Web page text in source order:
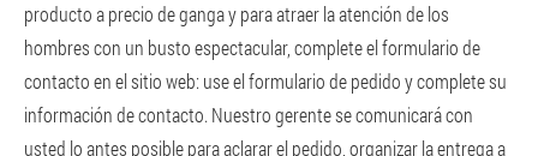
producto a precio de ganga y para atraer la atención de los
hombres con un busto espectacular, complete el formulario de
contacto en el sitio web: use el formulario de pedido y complete su
información de contacto. Nuestro gerente se comunicará con
usted lo antes posible para aclarar el pedido, organizar la entrega a